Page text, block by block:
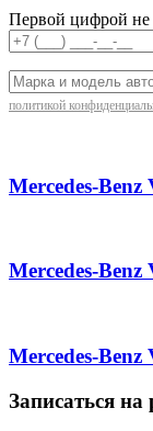
Первой цифрой
политикой
Mercedes-
Mercedes-
Mercedes-
Записаться на